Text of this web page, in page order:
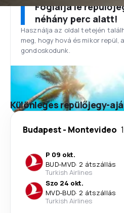
Foglalja le
néhány perc alatt!
Használja az oldal tetején
meg, hogy hová és mikor repül,
gondoskodunk.
Különleges repülőjegy-
Budapest- Montevideo
P 09 okt.
BUD-MVD· 2 átszállás
Turkish Airlines
Szo 24 okt.
MVD-BUD· 2 átszállás
Turkish Airlines